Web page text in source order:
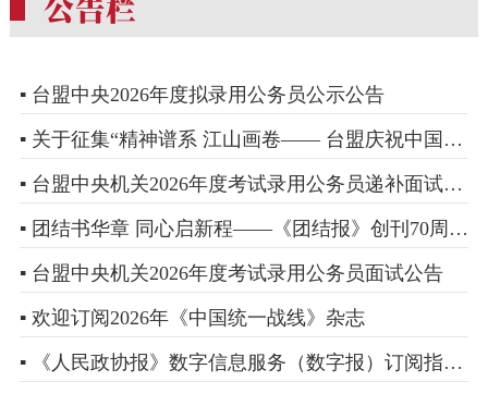
▪ 台盟中央2026年度拟录用公务员公示公告
▪ 关于征集“精神谱系 江山画卷—— 台盟庆祝中国共产党成立105周年书画精品展”参展作品的通知
▪ 台盟中央机关2026年度考试录用公务员递补面试人选公告
▪ 团结书华章 同心启新程——《团结报》创刊70周年征文启事
▪ 台盟中央机关2026年度考试录用公务员面试公告
▪ 欢迎订阅2026年《中国统一战线》杂志
▪ 《人民政协报》数字信息服务（数字报）订阅指南来啦！